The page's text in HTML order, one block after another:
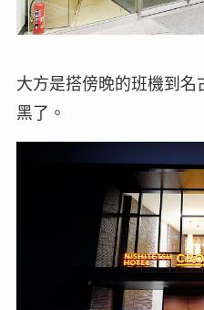
大方是搭傍晚的班機到名
黑了。